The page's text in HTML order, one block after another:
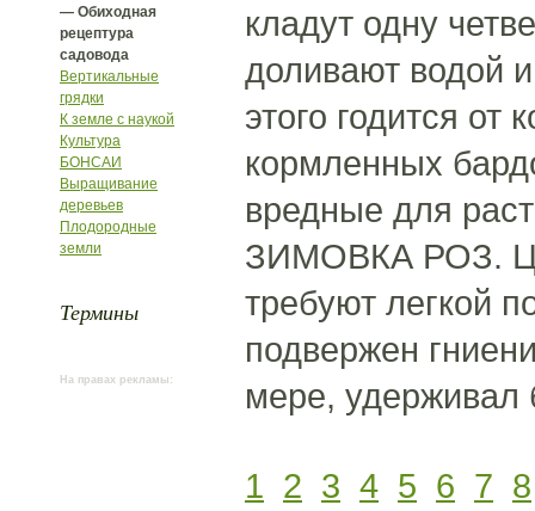
— Обиходная
рецептура
садовода
Вертикальные
грядки
К земле с наукой
Культура
БОНСАИ
Выращивание
деревьев
Плодородные
земли
Термины
На правах рекламы:
кладут одну
доливают водой
этого годится
кормленных
вредные для
ЗИМОВКА РОЗ.
требуют легкой
подвержен
мере, удерживал
1 2 3 4 5 6 7 8